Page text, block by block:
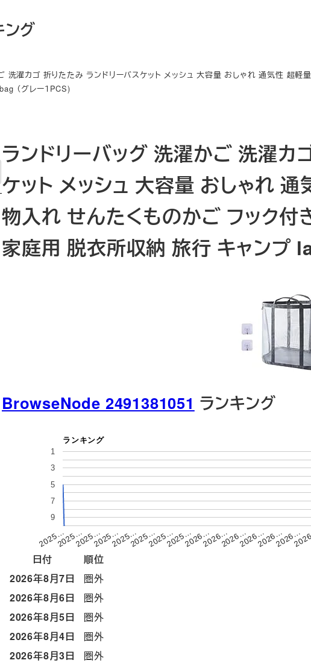
グ
洗濯カゴ 折りたたみ ランドリーバスケット メッシュ 大容量 おしゃれ 通気性 超
（グレー１PCS)
ランドリーバッグ 洗濯かご 洗濯カ
ケット メッシュ 大容量 おしゃれ
物入れ せんたくものかご フック
家庭用 脱衣所収納 旅行 キャンプ
BrowseNode 2491381051 ランキング
ランキング
2025…2025…2025…2025…2025…2025…2025…2025…2026…2026…2026…2026…2026…2026…
1
3
5
7
9
日付
順位
2026年8月7日
圏外
2026年8月6日
圏外
2026年8月5日
圏外
2026年8月4日
圏外
2026年8月3日
圏外